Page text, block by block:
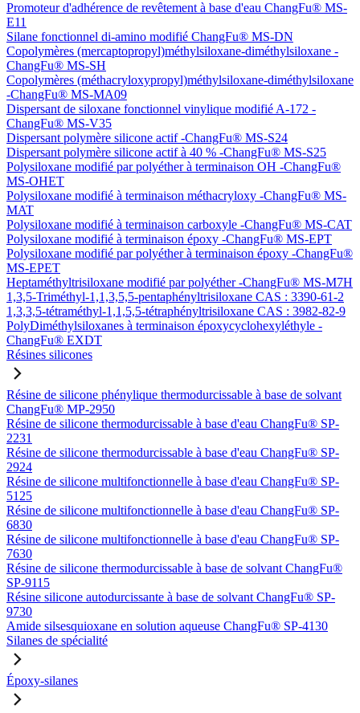
Promoteur d'adhérence de revêtement à base d'eau ChangFu® MS-
E11
Silane fonctionnel di-amino modifié ChangFu® MS-DN
Copolymères (mercaptopropyl)méthylsiloxane-diméthylsiloxane -
ChangFu® MS-SH
Copolymères (méthacryloxypropyl)méthylsiloxane-diméthylsiloxane
-ChangFu® MS-MA09
Dispersant de siloxane fonctionnel vinylique modifié A-172 -
ChangFu® MS-V35
Dispersant polymère silicone actif -ChangFu® MS-S24
Dispersant polymère silicone actif à 40 % -ChangFu® MS-S25
Polysiloxane modifié par polyéther à terminaison OH -ChangFu®
MS-OHET
Polysiloxane modifié à terminaison méthacryloxy -ChangFu® MS-
MAT
Polysiloxane modifié à terminaison carboxyle -ChangFu® MS-CAT
Polysiloxane modifié à terminaison époxy -ChangFu® MS-EPT
Polysiloxane modifié par polyéther à terminaison époxy -ChangFu®
MS-EPET
Heptaméthyltrisiloxane modifié par polyéther -ChangFu® MS-M7H
1,3,5-Triméthyl-1,1,3,5,5-pentaphényltrisiloxane CAS : 3390-61-2
1,3,3,5-tétraméthyl-1,1,5,5-tétraphényltrisiloxane CAS : 3982-82-9
PolyDiméthylsiloxanes à terminaison époxycyclohexyléthyle -
ChangFu® EXDT
Résines silicones
Résine de silicone phénylique thermodurcissable à base de solvant
ChangFu® MP-2950
Résine de silicone thermodurcissable à base d'eau ChangFu® SP-
2231
Résine de silicone thermodurcissable à base d'eau ChangFu® SP-
2924
Résine de silicone multifonctionnelle à base d'eau ChangFu® SP-
5125
Résine de silicone multifonctionnelle à base d'eau ChangFu® SP-
6830
Résine de silicone multifonctionnelle à base d'eau ChangFu® SP-
7630
Résine de silicone thermodurcissable à base de solvant ChangFu®
SP-9115
Résine silicone autodurcissante à base de solvant ChangFu® SP-
9730
Amide silsesquioxane en solution aqueuse ChangFu® SP-4130
Silanes de spécialité
Époxy-silanes